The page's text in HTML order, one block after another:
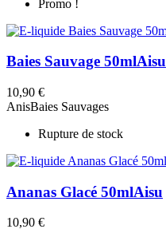
Promo !
Baies Sauvage 50mlAisu
10,90 €
AnisBaies Sauvages
Rupture de stock
Ananas Glacé 50mlAisu
10,90 €